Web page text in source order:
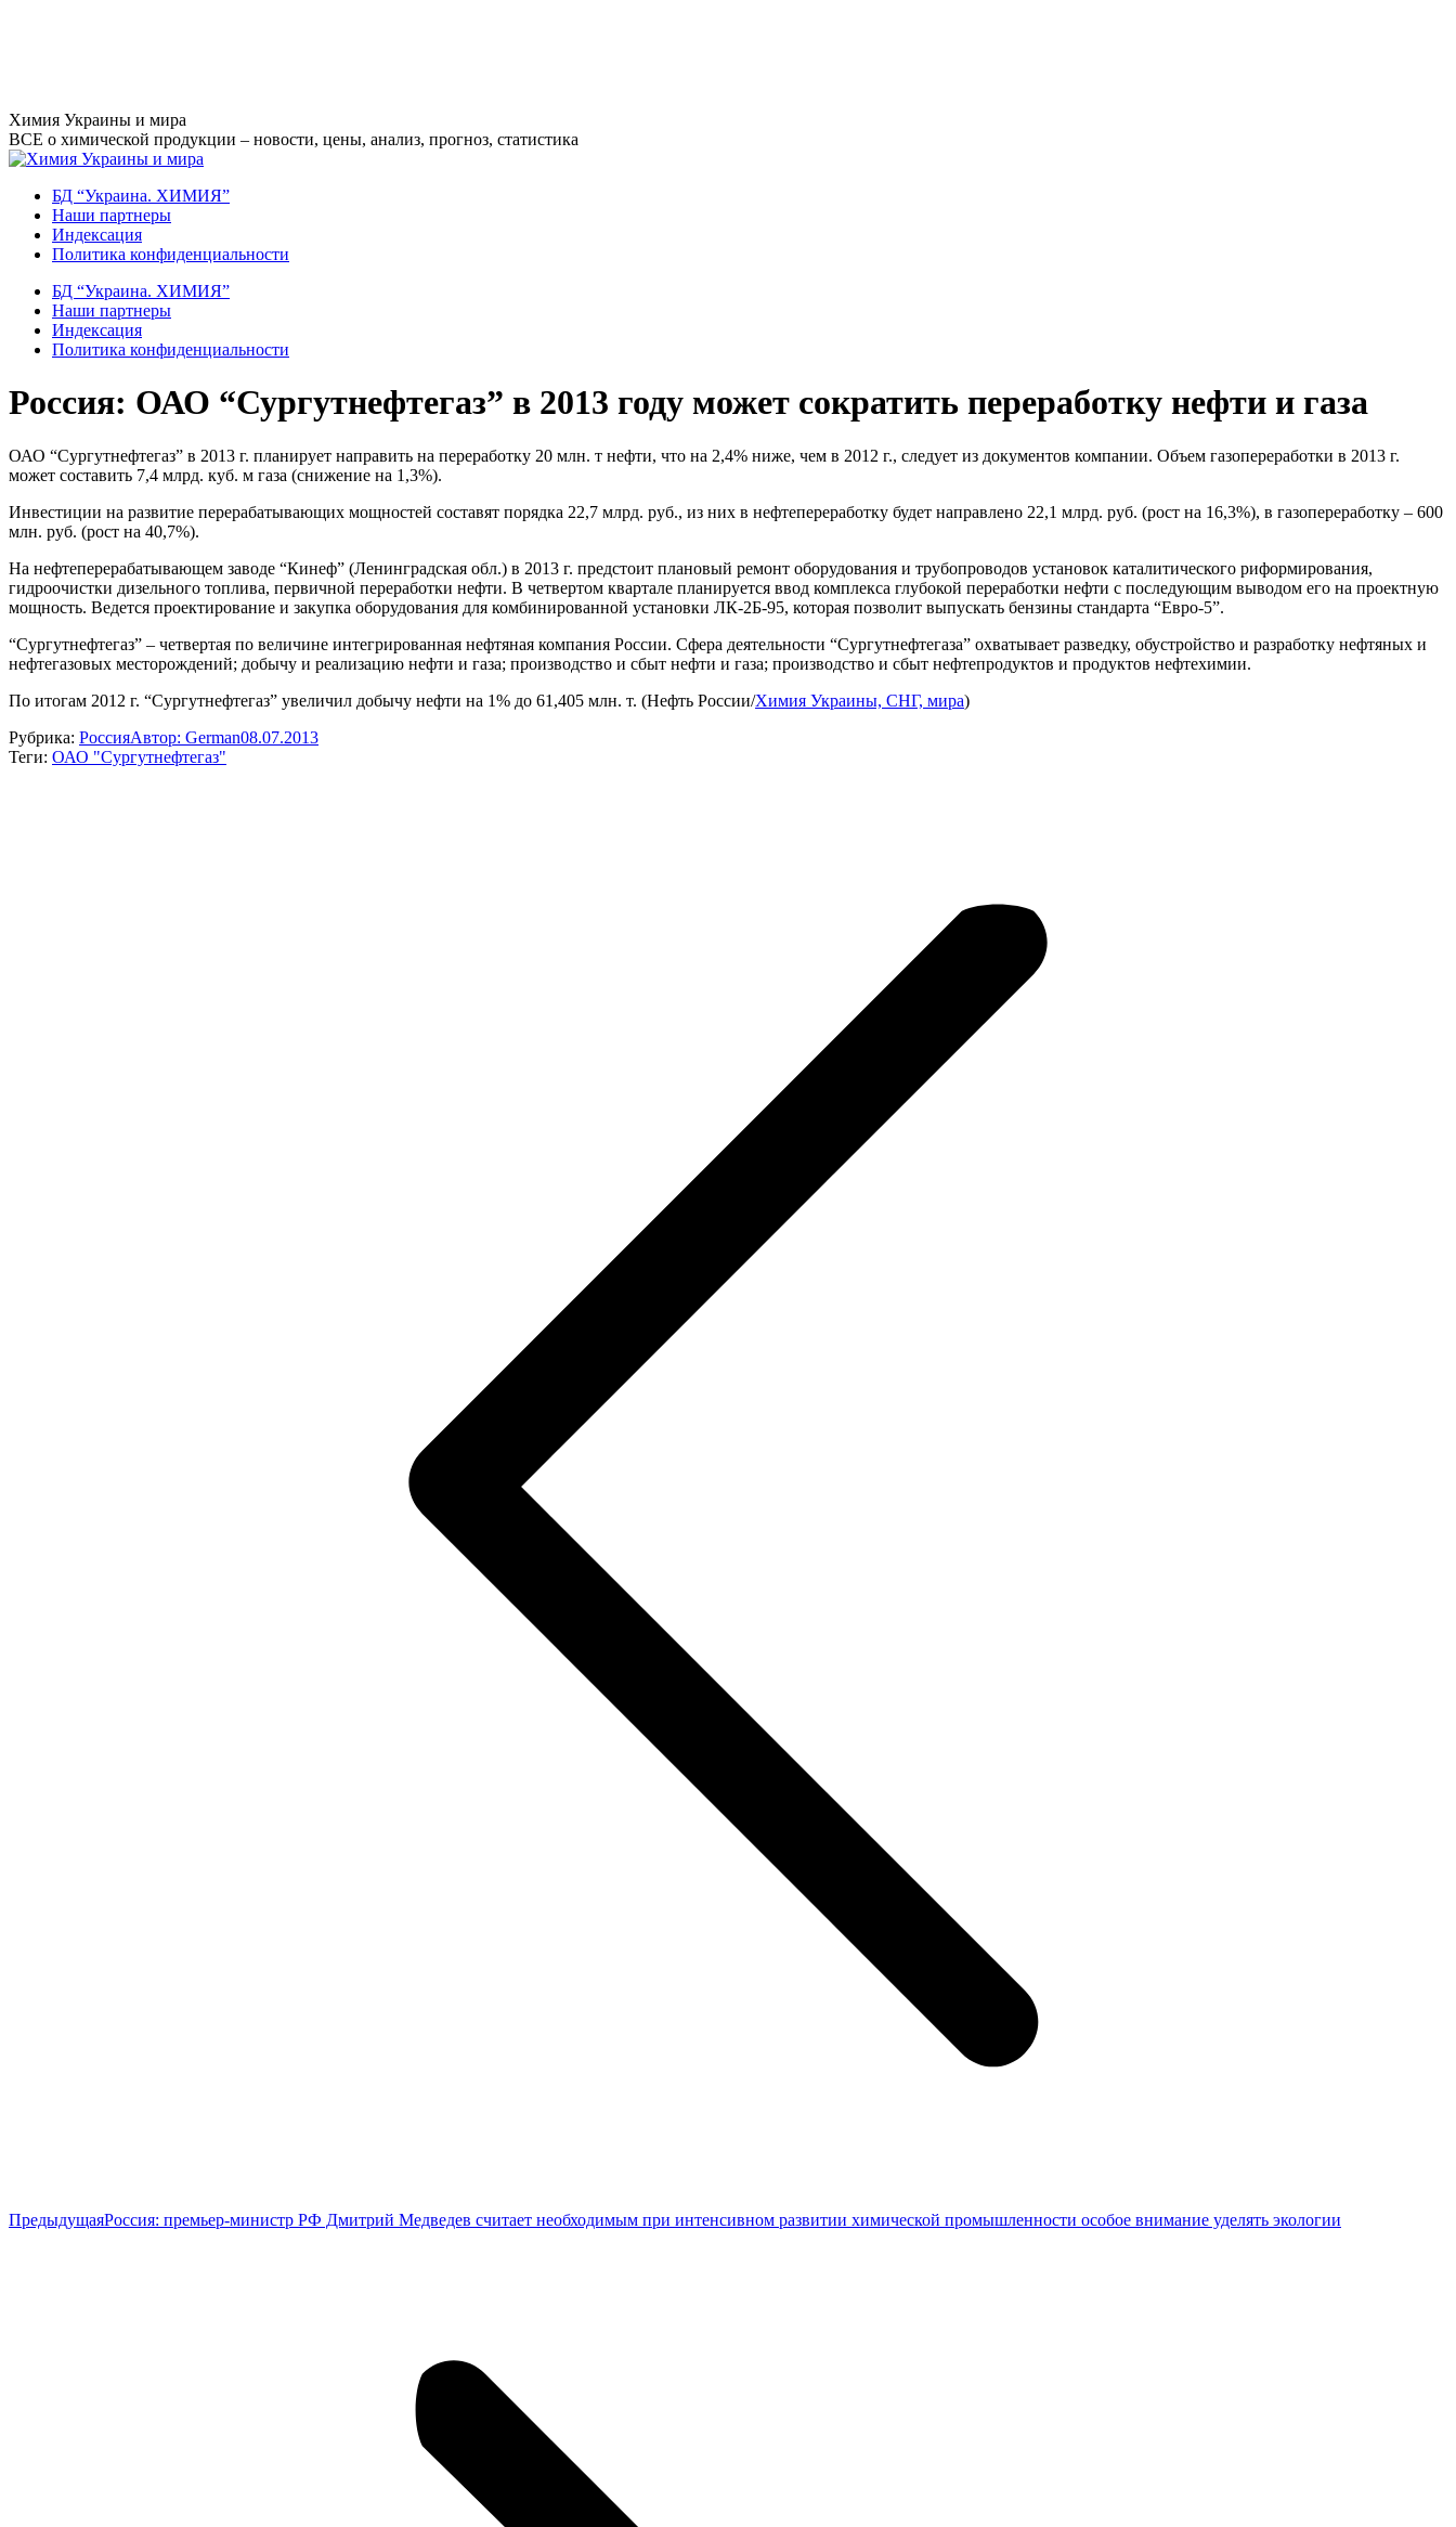
Перейти
к
содержанию
Химия Украины и мира
ВСЕ о химической продукции – новости, цены, анализ, прогноз, статистика
БД “Украина. ХИМИЯ”
Наши партнеры
Индексация
Политика конфиденциальности
БД “Украина. ХИМИЯ”
Наши партнеры
Индексация
Политика конфиденциальности
Россия: ОАО “Сургутнефтегаз” в 2013 году может сократить переработку нефти и газа
ОАО “Сургутнефтегаз” в 2013 г. планирует направить на переработку 20 млн. т нефти, что на 2,4% ниже, чем в 2012 г., следует из документов компании. Объем газопереработки в 2013 г.
может составить 7,4 млрд. куб. м газа (снижение на 1,3%).
Инвестиции на развитие перерабатывающих мощностей составят порядка 22,7 млрд. руб., из них в нефтепереработку будет направлено 22,1 млрд. руб. (рост на 16,3%), в газопереработку – 600
млн. руб. (рост на 40,7%).
На нефтеперерабатывающем заводе “Кинеф” (Ленинградская обл.) в 2013 г. предстоит плановый ремонт оборудования и трубопроводов установок каталитического риформирования,
гидроочистки дизельного топлива, первичной переработки нефти. В четвертом квартале планируется ввод комплекса глубокой переработки нефти с последующим выводом его на проектную
мощность. Ведется проектирование и закупка оборудования для комбинированной установки ЛК-2Б-95, которая позволит выпускать бензины стандарта “Евро-5”.
“Сургутнефтегаз” – четвертая по величине интегрированная нефтяная компания России. Сфера деятельности “Сургутнефтегаза” охватывает разведку, обустройство и разработку нефтяных и
нефтегазовых месторождений; добычу и реализацию нефти и газа; производство и сбыт нефти и газа; производство и сбыт нефтепродуктов и продуктов нефтехимии.
По итогам 2012 г. “Сургутнефтегаз” увеличил добычу нефти на 1% до 61,405 млн. т. (Нефть России/Химия Украины, СНГ, мира)
Рубрика: РоссияАвтор: German08.07.2013
Теги: ОАО "Сургутнефтегаз"
ПредыдущаяПредыдущая
Россия: премьер-министр РФ Дмитрий Медведев считает необходимым при интенсивном развитии химической промышленности особое внимание уделять экологии